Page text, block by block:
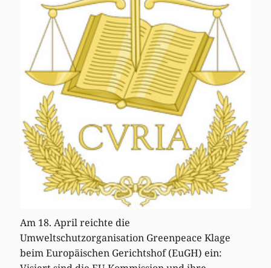
Am 18. April reichte die
Umweltschutzorganisation Greenpeace Klage
beim Europäischen Gerichtshof (EuGH) ein: